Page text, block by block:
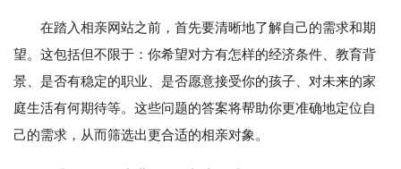
在踏入相亲网站之前，首先要清晰地了解自己的需求和期
望。这包括但不限于：你希望对方有怎样的经济条件、教育背
景、是否有稳定的职业、是否愿意接受你的孩子、对未来的家
庭生活有何期待等。这些问题的答案将帮助你更准确地定位自
己的需求，从而筛选出更合适的相亲对象。